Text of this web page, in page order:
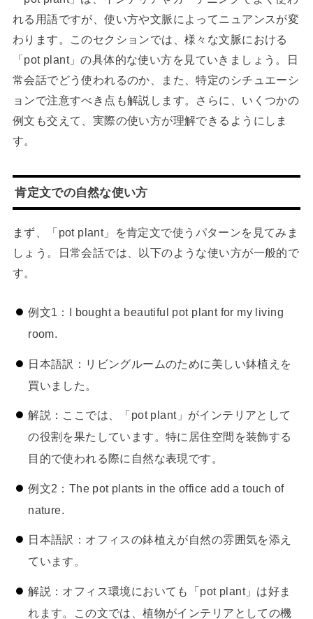
れる用語ですが、使い方や文脈によってニュアンスが変
わります。このセクションでは、様々な文脈における
「pot plant」の具体的な使い方を見ていきましょう。日
常会話でどう使われるのか、また、特定のシチュエーシ
ョンで注意すべき点も解説します。さらに、いくつかの
例文も交えて、実際の使い方が理解できるようにしま
す。
肯定文での自然な使い方
まず、「pot plant」を肯定文で使うパターンを見てみま
しょう。日常会話では、以下のような使い方が一般的で
す。
例文1：I bought a beautiful pot plant for my living
room.
日本語訳：リビングルームのために美しい鉢植えを
買いました。
解説：ここでは、「pot plant」がインテリアとして
の役割を果たしています。特に居住空間を装飾する
目的で使われる際に自然な表現です。
例文2：The pot plants in the office add a touch of
nature.
日本語訳：オフィスの鉢植えが自然の雰囲気を添え
ています。
解説：オフィス環境においても「pot plant」は好ま
れます。この文では、植物がインテリアとしての機